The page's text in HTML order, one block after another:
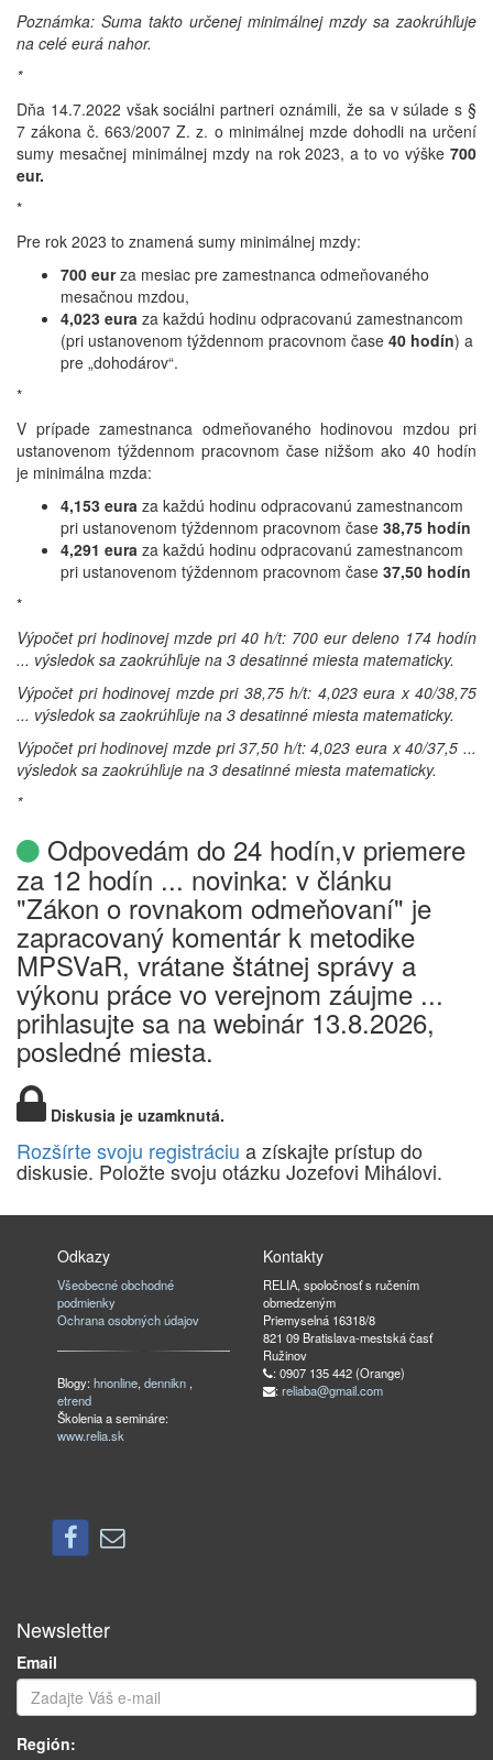
Poznámka: Suma takto určenej minimálnej mzdy sa zaokrúhľuje
na celé eurá nahor.
*
Dňa 14.7.2022 však sociálni partneri oznámili, že sa v súlade s §
7 zákona č. 663/2007 Z. z. o minimálnej mzde dohodli na určení
sumy mesačnej minimálnej mzdy na rok 2023, a to vo výške 700
eur.
*
Pre rok 2023 to znamená sumy minimálnej mzdy:
700 eurza mesiac pre zamestnanca odmeňovaného
mesačnou mzdou,
4,023 eura za každú hodinu odpracovanú zamestnancom
(pri ustanovenom týždennom pracovnom čase 40 hodín) a
pre „dohodárov“.
*
V prípade zamestnanca odmeňovaného hodinovou mzdou pri
ustanovenom týždennom pracovnom čase nižšom ako 40 hodín
je minimálna mzda:
4,153 eura za každú hodinu odpracovanú zamestnancom
pri ustanovenom týždennom pracovnom čase 38,75 hodín
4,291 eura za každú hodinu odpracovanú zamestnancom
pri ustanovenom týždennom pracovnom čase 37,50 hodín
*
Výpočet pri hodinovej mzde pri 40 h/t: 700 eur deleno 174 hodín
... výsledok sazaokrúhľuje na 3 desatinné miesta matematicky.
Výpočet pri hodinovej mzde pri 38,75 h/t: 4,023 eura x 40/38,75
... výsledok sa zaokrúhľuje na 3 desatinné miesta matematicky.
Výpočet pri hodinovej mzde pri 37,50 h/t: 4,023 eura x 40/37,5 ...
výsledok sa zaokrúhľuje na 3 desatinné miesta matematicky.
*
Odpovedám do 24 hodín,v priemere
za 12 hodín ... novinka: v článku
"Zákon o rovnakom odmeňovaní" je
zapracovaný komentár k metodike
MPSVaR, vrátane štátnej správy a
výkonu práce vo verejnom záujme ...
prihlasujte sa na webinár 13.8.2026,
posledné miesta.
Diskusia je uzamknutá.
Rozšírte svoju registráciu a získajte prístup do
diskusie. Položte svoju otázku Jozefovi Mihálovi.
Odkazy
Všeobecné obchodné
podmienky
Ochrana osobných údajov
Blogy:hnonline,dennikn ,
etrend
Školenia a semináre:
www.relia.sk
Kontakty
RELIA, spoločnosť s ručením
obmedzeným
Priemyselná 16318/8
821 09 Bratislava-mestská časť
Ružinov
: 0907 135 442 (Orange)
: reliaba@gmail.com
Newsletter
Email
Región: